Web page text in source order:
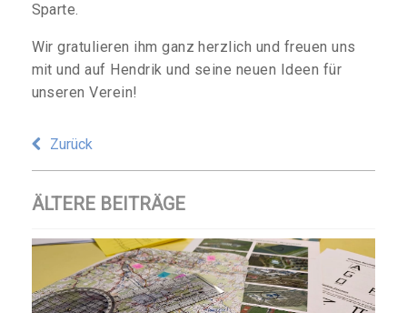
Sparte.
Wir gratulieren ihm ganz herzlich und freuen uns
mit und auf Hendrik und seine neuen Ideen für
unseren Verein!
Zurück
ÄLTERE BEITRÄGE